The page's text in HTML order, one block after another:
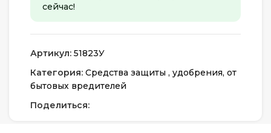
сейчас!
Артикул: 51823У
Категория: Средства защиты , удобрения, от
бытовых вредителей
Поделиться: